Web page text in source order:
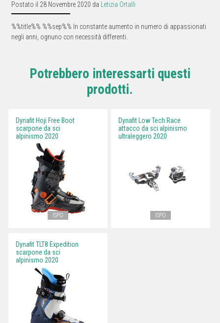
Postato il 28 Novembre 2020 da Letizia Ortalli
%%title%% %%sep%% In constante aumento in numero di appassionati
negli anni, ognuno con necessità differenti.
Potrebbero interessarti questi
prodotti.
Dynafit Hoji Free Boot
scarpone da sci
alpinismo 2020
ISPO
Dynafit Low Tech Race
attacco da sci alpinismo
ultraleggero 2020
ISPO
Dynafit TLT8 Expedition
scarpone da sci
alpinismo 2020